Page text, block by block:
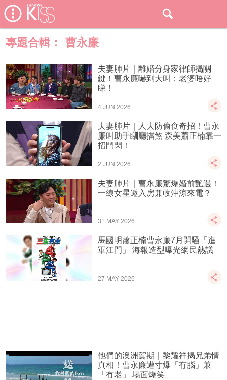
專題合輯： 曹永廉
夫妻肺片｜離婚分身家律師揭關
鍵！曹永廉嚇到大叫：老婆唔好
睇！
4 JUN 2026
夫妻肺片｜人夫防偷食奇招！曹永
廉叫助手瞓廳擋煞 森美蕭正楠靠一
招鬥閃！
2 JUN 2026
夫妻肺片｜曹永廉驚爆婚前艷遇！
一線女星邀入房兼收沖涼來電？
31 MAY 2026
馬國明蕭正楠曹永廉7月開騷「進
軍江門」 海報造型曝光網民熱議
27 MAY 2026
他們的澳洲駕期｜黎耀祥揭兄弟情
真相！曹永廉遭寸爆「冇腦」兼
「冇老」 場面爆笑